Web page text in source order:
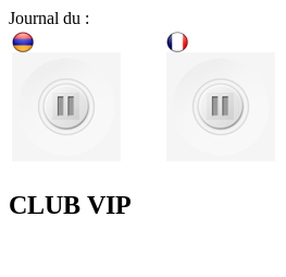
Journal du :
CLUB VIP